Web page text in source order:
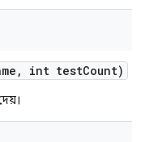
, int testCount)